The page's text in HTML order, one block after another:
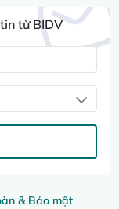
& Bảo mật
từ BIDV